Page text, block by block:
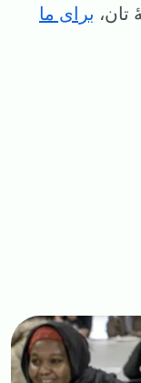
تان، برای ما